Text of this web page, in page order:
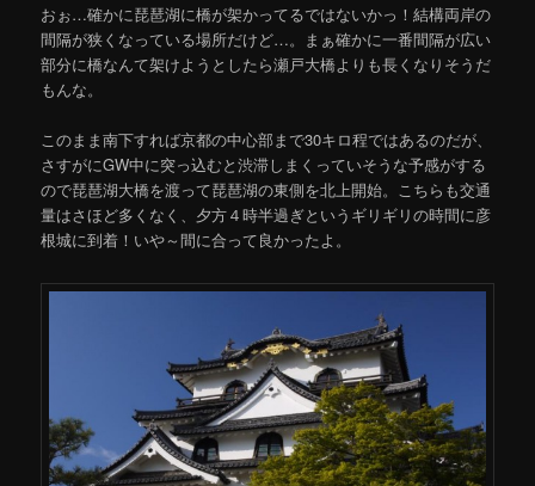
おぉ…確かに琵琶湖に橋が架かってるではないかっ！結構両岸の
間隔が狭くなっている場所だけど…。まぁ確かに一番間隔が広い
部分に橋なんて架けようとしたら瀬戸大橋よりも長くなりそうだ
もんな。
このまま南下すれば京都の中心部まで30キロ程ではあるのだが、
さすがにGW中に突っ込むと渋滞しまくっていそうな予感がする
ので琵琶湖大橋を渡って琵琶湖の東側を北上開始。こちらも交通
量はさほど多くなく、夕方４時半過ぎというギリギリの時間に彦
根城に到着！いや～間に合って良かったよ。